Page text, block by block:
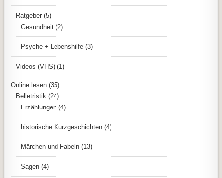
Ratgeber (5)
Gesundheit (2)
Psyche + Lebenshilfe (3)
Videos (VHS) (1)
Online lesen (35)
Belletristik (24)
Erzählungen (4)
historische Kurzgeschichten (4)
Märchen und Fabeln (13)
Sagen (4)